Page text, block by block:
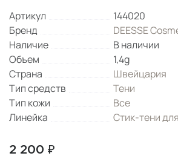
Артикул
144020
Бренд
DEESSE
Наличие
В наличии
Объем
1,4g
Страна
Швейцария
Тип средств
Тени
Тип кожи
Все
Линейка
Стик-тени
2 200 ₽